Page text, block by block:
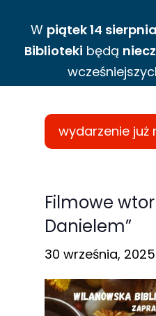
W piątek 14 sierpnia
Biblioteki będą
wydarzenie już
Filmowe
Danielem”
30 września, 2025
Te pliki cookie
nie są
opcjonalne. Są
one potrzebne
funkcjonowania
strony